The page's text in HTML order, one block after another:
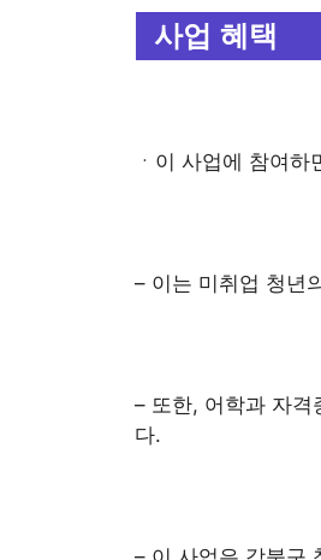
사업 혜택
ㆍ이 사업에 참여
– 이는 미취업 청년
– 또한, 어학과 자격
다.